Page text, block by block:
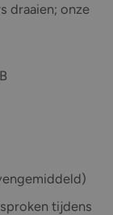
draaien; onze
tijdens